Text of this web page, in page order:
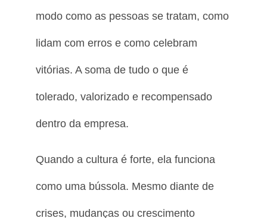
modo como as pessoas se tratam, como
lidam com erros e como celebram
vitórias. A soma de tudo o que é
tolerado, valorizado e recompensado
dentro da empresa.
Quando a cultura é forte, ela funciona
como uma bússola. Mesmo diante de
crises, mudanças ou crescimento